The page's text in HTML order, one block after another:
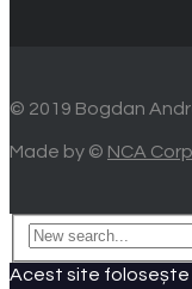
© 2019 Bogdan
Made by © NCA
Acest site folosește